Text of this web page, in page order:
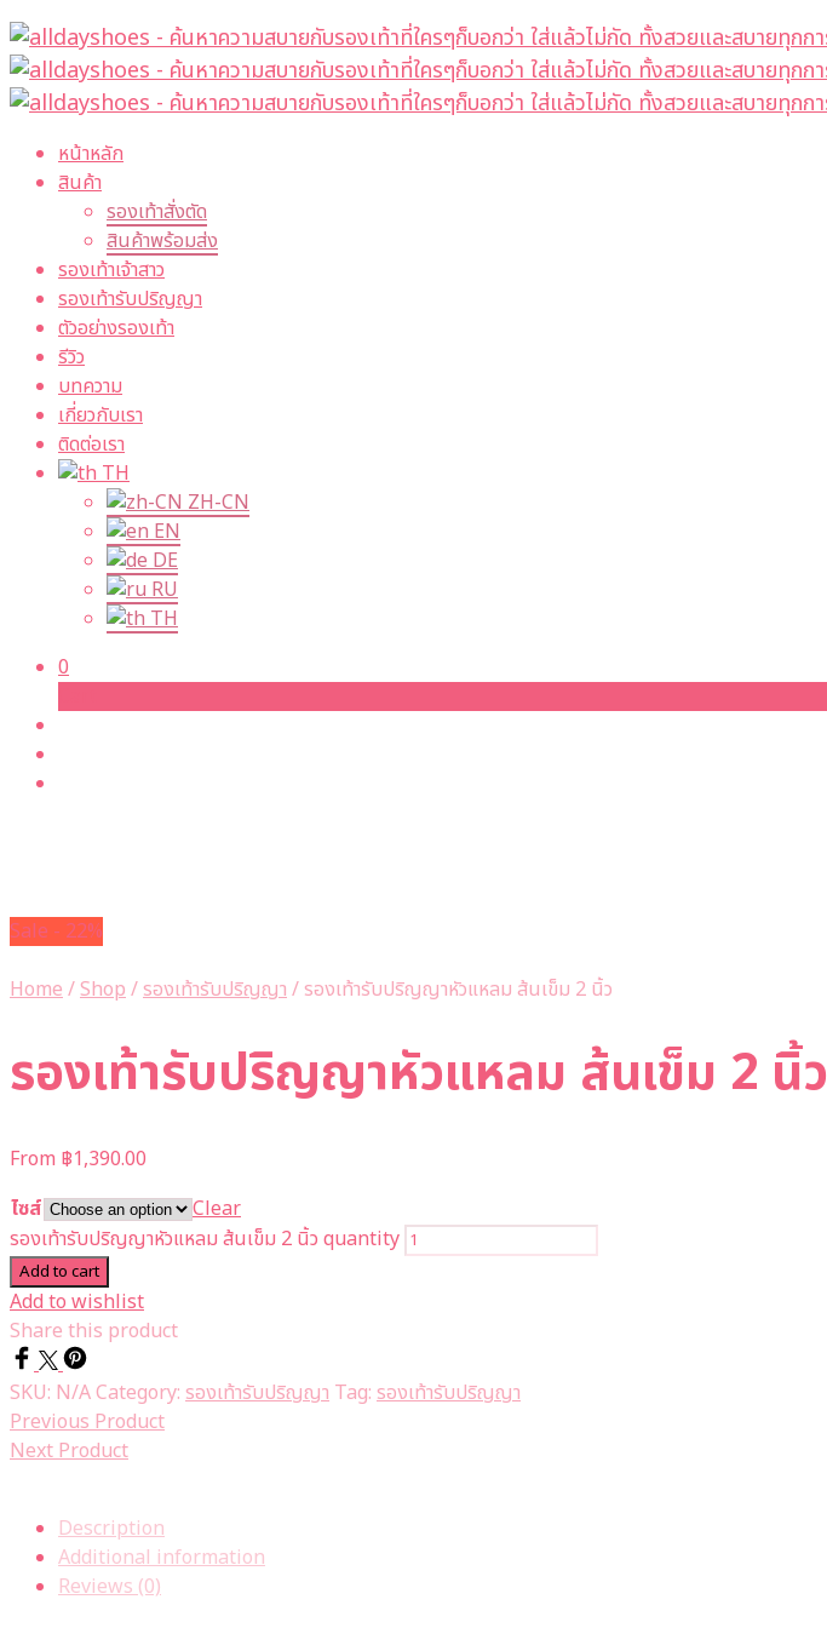
หน้าหลัก
สินค้า
รองเท้าสั่งตัด
สินค้าพร้อมส่ง
รองเท้าเจ้าสาว
รองเท้ารับปริญญา
ตัวอย่างรองเท้า
รีวิว
บทความ
เกี่ยวกับเรา
ติดต่อเรา
TH
ZH-CN
EN
DE
RU
TH
0
Sale - 22%
Home/Shop/รองเท้ารับปริญญา/ รองเท้ารับปริญญาหัวแหลม ส้นเข็ม 2 นิ้ว
รองเท้ารับปริญญาหัวแหลม ส้นเข็ม 2 นิ้ว
From ฿1,390.00
ไซส์
Clear
รองเท้ารับปริญญาหัวแหลม ส้นเข็ม 2 นิ้ว quantity
Add to cart
Add to wishlist
Share this product
SKU: N/ACategory: รองเท้ารับปริญญา Tag: รองเท้ารับปริญญา
Previous Product
Next Product
Description
Additional information
Reviews (0)